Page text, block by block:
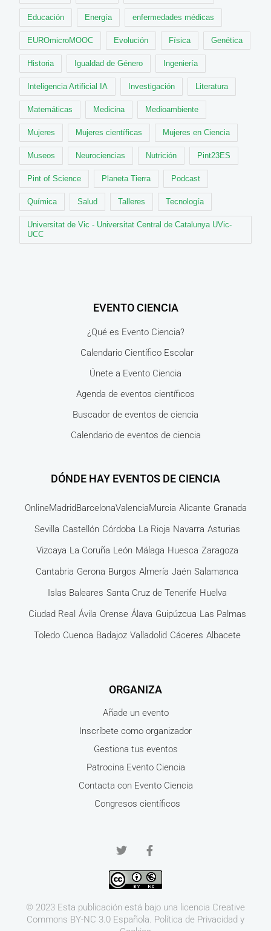
Educación Energía enfermedades médicas
EUROmicroMOOC Evolución Física Genética
Historia Igualdad de Género Ingeniería
Inteligencia Artificial IA Investigación Literatura
Matemáticas Medicina Medioambiente
Mujeres Mujeres científicas Mujeres en Ciencia
Museos Neurociencias Nutrición Pint23ES
Pint of Science Planeta Tierra Podcast
Química Salud Talleres Tecnología
Universitat de Vic - Universitat Central de Catalunya UVic-
UCC
EVENTO CIENCIA
¿Qué es Evento Ciencia?
Calendario Científico Escolar
Únete a Evento Ciencia
Agenda de eventos científicos
Buscador de eventos de ciencia
Calendario de eventos de ciencia
DÓNDE HAY EVENTOS DE CIENCIA
OnlineMadridBarcelonaValenciaMurcia Alicante Granada
Sevilla Castellón Córdoba La Rioja Navarra Asturias
Vizcaya La Coruña León Málaga Huesca Zaragoza
Cantabria Gerona Burgos Almería Jaén Salamanca
Islas Baleares Santa Cruz de Tenerife Huelva
Ciudad Real Ávila Orense Álava Guipúzcua Las Palmas
Toledo Cuenca Badajoz Valladolid Cáceres Albacete
ORGANIZA
Añade un evento
Inscríbete como organizador
Gestiona tus eventos
Patrocina Evento Ciencia
Contacta con Evento Ciencia
Congresos científicos
© 2023 Esta publicación está bajo una licencia Creative
Commons BY-NC 3.0 Española. Política de Privacidad y